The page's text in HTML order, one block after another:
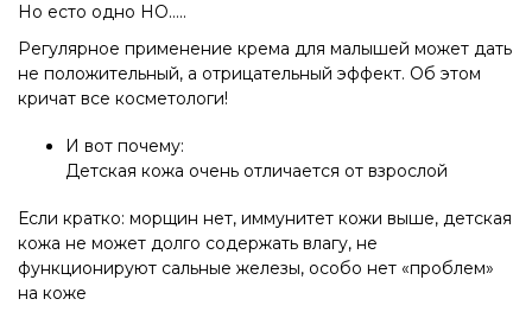
Но есто одно НО…..
Регулярное применение крема для малышей может дать
не положительный, а отрицательный эффект. Об этом
кричат все косметологи!
И вот почему:
Детская кожа очень отличается от взрослой
Если кратко: морщин нет, иммунитет кожи выше, детская
кожа не может долго содержать влагу, не
функционируют сальные железы, особо нет «проблем»
на коже